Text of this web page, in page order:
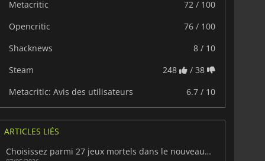
Metacritic
72 / 100
Opencritic
76 / 100
Shacknews
8 / 10
Steam
248
/ 38
Metacritic: Avis des utilisateurs
6.7 / 10
ARTICLES LIÉS
Choisissez parmi 27 jeux mortels dans le nouveau BundleFest BYO Killer Bundle de Fanatical